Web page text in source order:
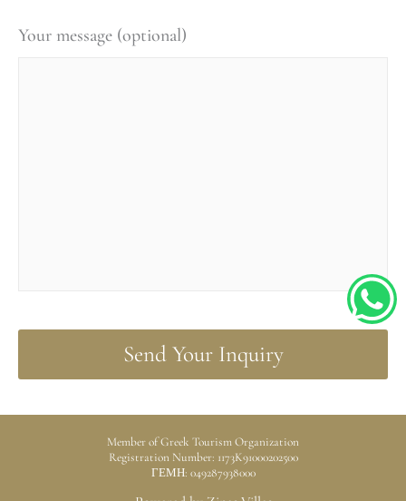
h
a
Your message (optional)
Member of Greek Tourism Organization
Registration Number: 1173K91000202500
ΓΕΜΗ: 049287938000